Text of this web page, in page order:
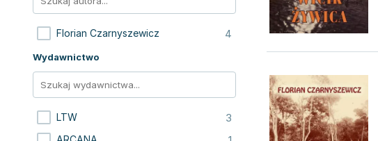
Florian Czarnyszewicz 4
Wydawnictwo
LTW 3